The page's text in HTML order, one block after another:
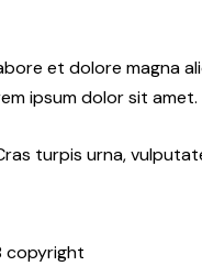
et dolore magna
ipsum dolor sit amet.
turpis urna,